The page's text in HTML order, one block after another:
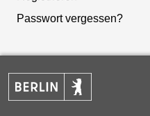
Passwort vergessen?